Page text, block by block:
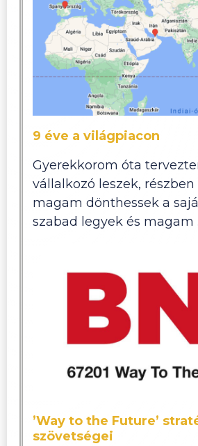
9 éve a világpiacon
Gyerekkorom óta
vállalkozó leszek,
magam dönthessek a
szabad legyek és magam
’Way to the Future’
szövetségei